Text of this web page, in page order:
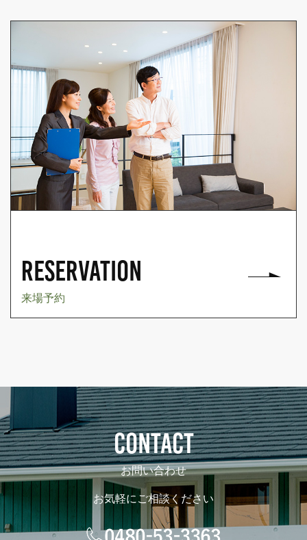
RESERVATION
来場予約
CONTACT
お問い合わせ
お気軽にご相談ください